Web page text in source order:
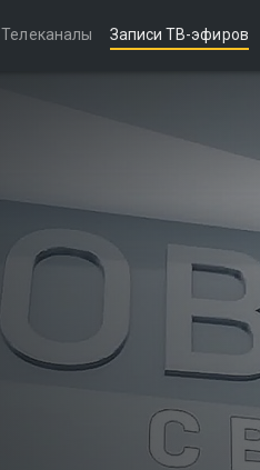
Телеканалы Записи ТВ-эфиров